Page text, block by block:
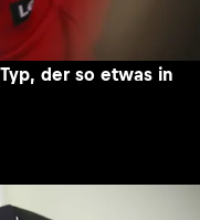
der so etwas in